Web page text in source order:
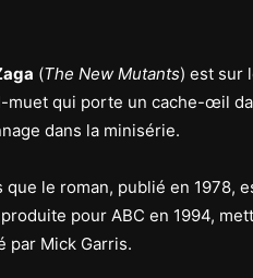
(The New Mutants) est sur
muet qui porte un cache-œil
dans la minisérie.
que le roman, publié en 1978,
pour ABC en 1994,
par Mick Garris.